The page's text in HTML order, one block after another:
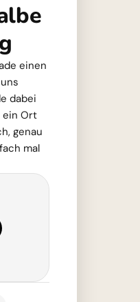
einen
dabei
ein Ort
genau
mal